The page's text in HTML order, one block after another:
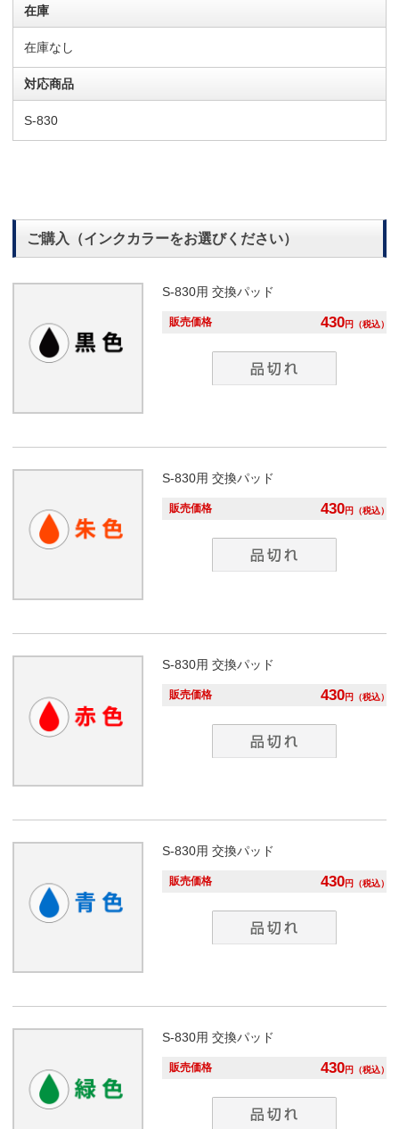
在庫
在庫なし
対応商品
S-830
ご購入（インクカラーをお選びください）
S-830用 交換パッド
販売価格 430円 （税込）
S-830用 交換パッド
販売価格 430円 （税込）
S-830用 交換パッド
販売価格 430円 （税込）
S-830用 交換パッド
販売価格 430円 （税込）
S-830用 交換パッド
販売価格 430円 （税込）